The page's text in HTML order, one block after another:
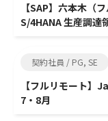
【SAP】六本木（
S/4HANA 生産調達
契約社員 / PG, SE
【フルリモート】
7・8月